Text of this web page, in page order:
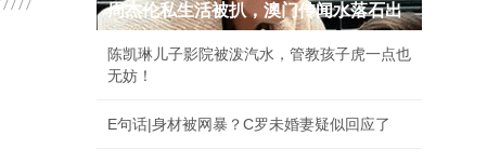
周杰伦私生活被扒，澳门传闻水落石出
陈凯琳儿子影院被泼汽水，管教孩子虎一点也
无妨！
E句话|身材被网暴？C罗未婚妻疑似回应了